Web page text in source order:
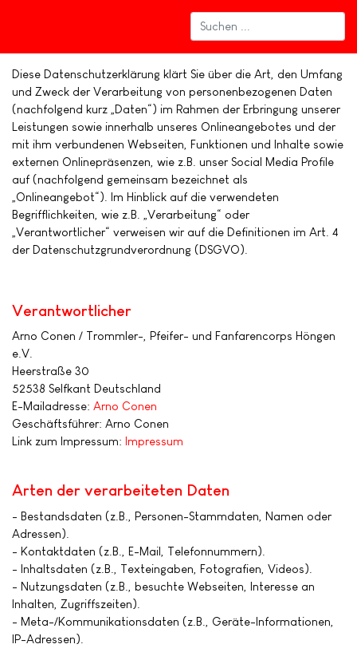
Diese Datenschutzerklärung klärt Sie über die Art, den Umfang
und Zweck der Verarbeitung von personenbezogenen Daten
(nachfolgend kurz „Daten“) im Rahmen der Erbringung unserer
Leistungen sowie innerhalb unseres Onlineangebotes und der
mit ihm verbundenen Webseiten, Funktionen und Inhalte sowie
externen Onlinepräsenzen, wie z.B. unser Social Media Profile
auf (nachfolgend gemeinsam bezeichnet als
„Onlineangebot“). Im Hinblick auf die verwendeten
Begrifflichkeiten, wie z.B. „Verarbeitung“ oder
„Verantwortlicher“ verweisen wir auf die Definitionen im Art. 4
der Datenschutzgrundverordnung (DSGVO).
Verantwortlicher
Arno Conen / Trommler-, Pfeifer- und Fanfarencorps Höngen
e.V.
Heerstraße 30
52538 Selfkant Deutschland
E-Mailadresse: Arno Conen
Geschäftsführer: Arno Conen
Link zum Impressum: Impressum
Arten der verarbeiteten Daten
- Bestandsdaten (z.B., Personen-Stammdaten, Namen oder
Adressen).
- Kontaktdaten (z.B., E-Mail, Telefonnummern).
- Inhaltsdaten (z.B., Texteingaben, Fotografien, Videos).
- Nutzungsdaten (z.B., besuchte Webseiten, Interesse an
Inhalten, Zugriffszeiten).
- Meta-/Kommunikationsdaten (z.B., Geräte-Informationen,
IP-Adressen).